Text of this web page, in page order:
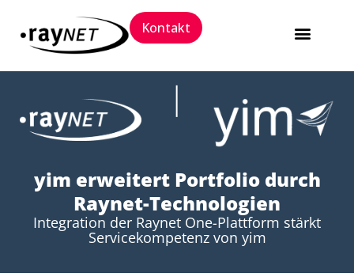
Kontakt
yim erweitert Portfolio durch
Raynet-Technologien
Integration der Raynet One-Plattform stärkt
Servicekompetenz von yim